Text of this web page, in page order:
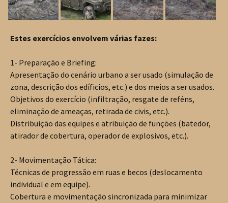
Estes exercícios envolvem várias fazes:
1- Preparação e Briefing:
Apresentação do cenário urbano a ser usado (simulação de
zona, descrição dos edíficios, etc.) e dos meios a ser usados.
Objetivos do exercício (infiltração, resgate de reféns,
eliminação de ameaças, retirada de civis, etc.).
Distribuição das equipes e atribuição de funções (batedor,
atirador de cobertura, operador de explosivos, etc.).
2- Movimentação Tática:
Técnicas de progressão em ruas e becos (deslocamento
individual e em equipe).
Cobertura e movimentação sincronizada para minimizar